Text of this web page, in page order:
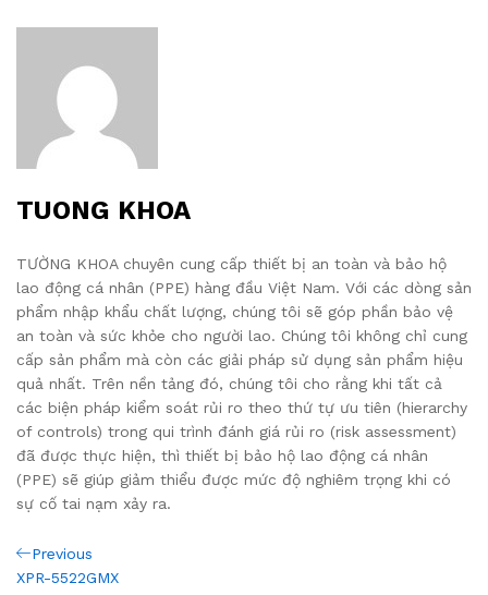
TUONG KHOA
TƯỜNG KHOA chuyên cung cấp thiết bị an toàn và bảo hộ
lao động cá nhân (PPE) hàng đầu Việt Nam. Với các dòng sản
phẩm nhập khẩu chất lượng, chúng tôi sẽ góp phần bảo vệ
an toàn và sức khỏe cho người lao. Chúng tôi không chỉ cung
cấp sản phẩm mà còn các giải pháp sử dụng sản phẩm hiệu
quả nhất. Trên nền tảng đó, chúng tôi cho rằng khi tất cả
các biện pháp kiểm soát rủi ro theo thứ tự ưu tiên (hierarchy
of controls) trong qui trình đánh giá rủi ro (risk assessment)
đã được thực hiện, thì thiết bị bảo hộ lao động cá nhân
(PPE) sẽ giúp giảm thiểu được mức độ nghiêm trọng khi có
sự cố tai nạm xảy ra.
Post
Previous
Post
Previous
XPR-5522GMX